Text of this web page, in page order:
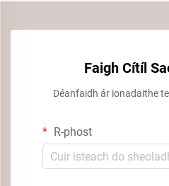
Faigh Cítíl
Déanfaidh ár ionadaithe
R-phost